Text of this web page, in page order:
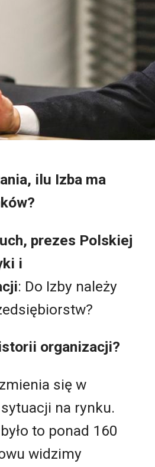
ilu Izba ma
prezes Polskiej
i
: Do Izby należy
organizacji?
się w
na rynku.
to ponad 160
widzimy